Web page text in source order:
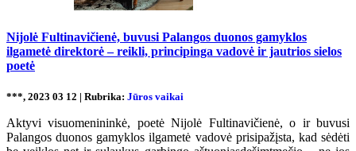
Nijolė Fultinavičienė, buvusi Palangos duonos gamyklos
ilgametė direktorė – reikli, principinga vadovė ir jautrios sielos
poetė
***, 2023 03 12 | Rubrika: Jūros vaikai
Aktyvi visuomenininkė, poetė Nijolė Fultinavičienė, o ir buvusi
Palangos duonos gamyklos ilgametė vadovė prisipažįsta, kad sėdėti